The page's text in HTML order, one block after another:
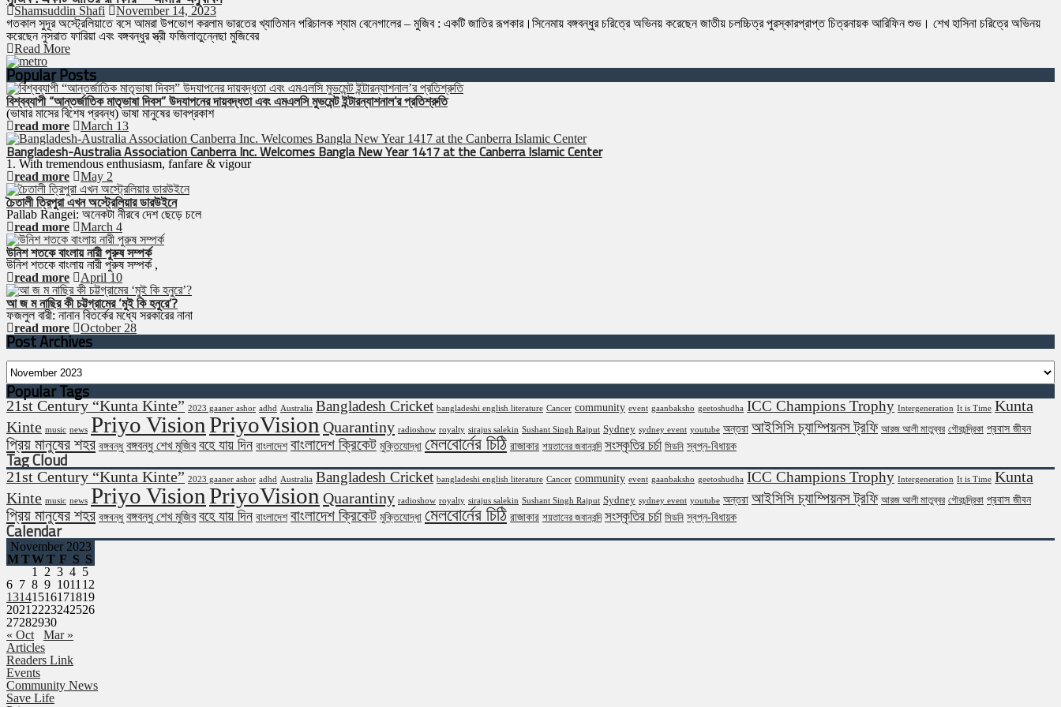
Shamsuddin Shafi
November 14, 2023
গতকাল সুদূর অস্ট্রেলিয়াতে বসে আমরা উপভোগ করলাম ভারতের খ্যাতিমান পরিচালক শ্যাম বেনেগালের – মুজিব : একটি জাতির রূপকার।সিনেমায় বঙ্গবন্ধুর চরিত্রে অভিনয় করেছেন জাতীয় চলচ্চিত্র পুরস্কারপ্রাপ্ত চিত্রনায়ক আরিফিন শুভ। শেখ হাসিনা চরিত্রে অভিনয়
করেছেন নুসরাত ফারিয়া এবং বঙ্গবন্ধুর স্ত্রী ফজিলাতুন্নেছা মুজিবের
Read More
Popular Posts
বিশ্বব্যাপী “আন্তর্জাতিক মাতৃভাষা দিবস” উদযাপনের দায়বদ্ধতা এবং এমএলসি মুভমেন্ট ইন্টারন্যাশনাল’র প্রতিশ্রুতি
(ভাষার মাসের বিশেষ প্রবন্ধ) ভাষা মানুষের ভাবপ্রকাশ
read more
March 13
Bangladesh-Australia Association Canberra Inc. Welcomes Bangla New Year 1417 at the Canberra Islamic Center
1. With tremendous enthusiasm, fanfare & vigour
read more
May 2
চৈতালী ত্রিপুরা এখন অস্ট্রেলিয়ার ডারউইনে
Pallab Rangei: অনেকটা নীরবে দেশ ছেড়ে চলে
read more
March 4
উনিশ শতকে বাংলায় নারী পুরুষ সম্পর্ক
উনিশ শতকে বাংলায় নারী পুরুষ সম্পর্ক ,
read more
April 10
আ জ ম নাছির কী চট্টগ্রামের ‘মুই কি হনুরে’?
ফজলুল বারী: নানান বিতর্কের মধ্যে সরকারের নানা
read more
October 28
Post Archives
Archives
Popular Tags
21st Century “Kunta Kinte” 2023 gaaner ashor adhd Australia Bangladesh Cricket bangladeshi english literature Cancer community event gaanbaksho geetoshudha ICC Champions Trophy Intergeneration It is Time Kunta
Kinte music news Priyo VisionPriyoVision Quarantiny radioshow royalty sirajus salekin Sushant Singh Rajput Sydney sydney event youtube অন্তরা আইসিসি চ্যাম্পিয়নস ট্রফি আরজ আলী মাতুব্বর গৌরচন্দ্রিকা প্রবাস জীবন
প্রিয় মানুষের শহর বঙ্গবন্ধু বঙ্গবন্ধু শেখ মুজিব বহে যায় দিন বাংলাদেশ বাংলাদেশ ক্রিকেট মুক্তিযোদ্ধা মেলবোর্নের চিঠি রাজাকার শয়তানের জবানবন্দি সংস্কৃতির চর্চা সিডনি স্বপ্ন-বিধায়ক
Tag Cloud
21st Century “Kunta Kinte” 2023 gaaner ashor adhd Australia Bangladesh Cricket bangladeshi english literature Cancer community event gaanbaksho geetoshudha ICC Champions Trophy Intergeneration It is Time Kunta
Kinte music news Priyo VisionPriyoVision Quarantiny radioshow royalty sirajus salekin Sushant Singh Rajput Sydney sydney event youtube অন্তরা আইসিসি চ্যাম্পিয়নস ট্রফি আরজ আলী মাতুব্বর গৌরচন্দ্রিকা প্রবাস জীবন
প্রিয় মানুষের শহর বঙ্গবন্ধু বঙ্গবন্ধু শেখ মুজিব বহে যায় দিন বাংলাদেশ বাংলাদেশ ক্রিকেট মুক্তিযোদ্ধা মেলবোর্নের চিঠি রাজাকার শয়তানের জবানবন্দি সংস্কৃতির চর্চা সিডনি স্বপ্ন-বিধায়ক
Calendar
November 2023
M TWT F S S
1
2 3 4 5
6 7 8 9 1011 12
13141516171819
2021 2223242526
27282930
« Oct
Mar »
Articles
Readers Link
Events
Community News
Save Life